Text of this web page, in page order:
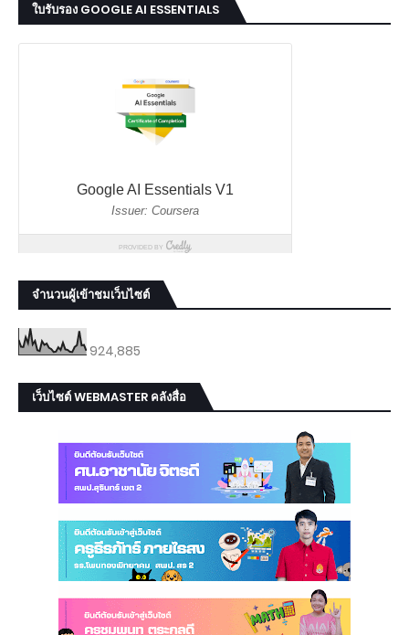
ใบรับรอง GOOGLE AI ESSENTIALS
จำนวนผู้เข้าชมเว็บไซต์
924,885
เว็บไซต์ WEBMASTER คลังสื่อ